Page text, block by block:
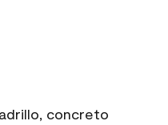
concreto